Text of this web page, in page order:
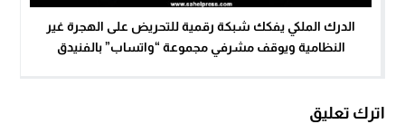
الدرك الملكي يفكك شبكة رقمية للتحريض على الهجرة غير
النظامية ويوقف مشرفي مجموعة “واتساب” بالفنيدق
اترك تعليق